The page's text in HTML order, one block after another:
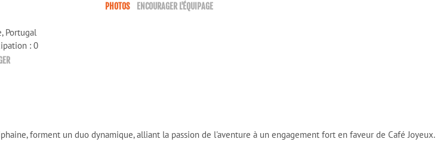
Portugal
: 0
PHOTOS ENCOURAGER L'ÉQUIPAGE
forment un duo dynamique, alliant la passion de l'aventure à un engagement fort en faveur de Café Joyeux.